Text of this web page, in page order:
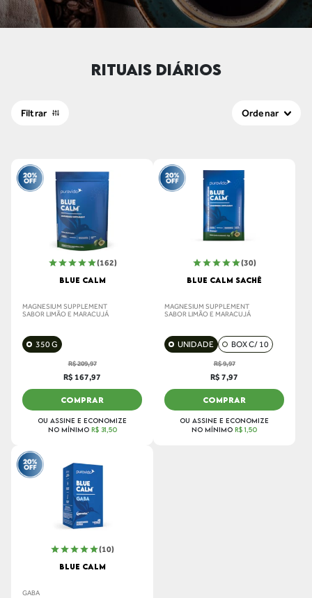
RITUAIS DIÁRIOS
Filtrar Ordenar
(162)
BLUE CALM
MAGNESIUM SUPPLEMENT
SABOR LIMÃO E MARACUJÁ
350 G
R$ 209,97
R$ 167,97
COMPRAR
OU ASSINE E ECONOMIZE
NO MÍNIMO R$ 31,50
(30)
BLUE CALM SACHÊ
MAGNESIUM SUPPLEMENT
SABOR LIMÃO E MARACUJÁ
UNIDADE BOX C/ 10
R$ 9,97
R$ 7,97
COMPRAR
OU ASSINE E ECONOMIZE
NO MÍNIMO R$ 1,50
(10)
BLUE CALM
GABA